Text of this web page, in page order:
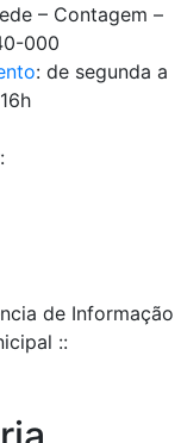
– Contagem –
000
: de segunda a
de Informação
::